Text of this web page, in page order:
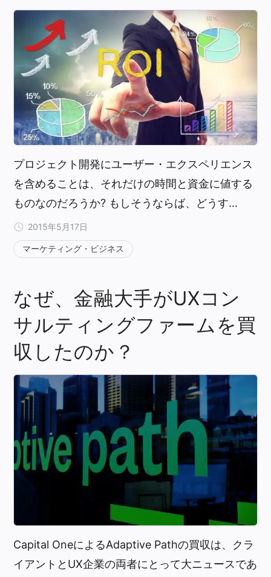
プロジェクト開発にユーザー・エクスペリエンス
を含めることは、それだけの時間と資金に値する
ものなのだろうか? もしそうならば、どうす…
2015年5月17日
マーケティング・ビジネス
なぜ、金融大手がUXコン
サルティングファームを買
収したのか？
Capital OneによるAdaptive Pathの買収は、クラ
イアントとUX企業の両者にとって大ニュースであ